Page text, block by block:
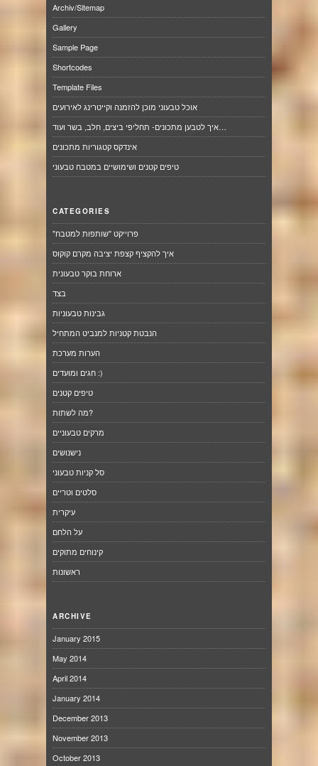
Archiv/Sitemap
Gallery
Sample Page
Shortcodes
Template Files
אוכל טבעוני מוכן להזמנה וקייטרינג לאירועים
איך לטבען מתכונים- תחליפי ביצים, חלב, בשר ועוד…
אינדקס קטגוריות מתכונים
טיפים קטנים ושימושיים במטבח טבעוני
CATEGORIES
"פרוייקט "שותפות למטבח
איך להקציף קצפת יציבה מקרם קוקוס
ארוחת בוקר טבעונית
בצד
גבינות טבעוניות
הנבטת קטניות למנביט המתחיל
הערות מערכת
חגים ומועדים :)
טיפים קטנים
מה לשתות?
מרקים טבעוניים
נישנושים
סל קניות טבעוני
סלטים וטריים
עיקרית
על הלחם
קינוחים מתוקים
ראשונות
ARCHIVE
January 2015
May 2014
April 2014
January 2014
December 2013
November 2013
October 2013